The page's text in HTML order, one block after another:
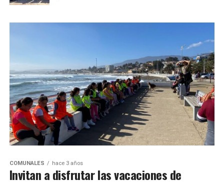
COMUNALES hace 3 años
Invitan a disfrutar las vacaciones de